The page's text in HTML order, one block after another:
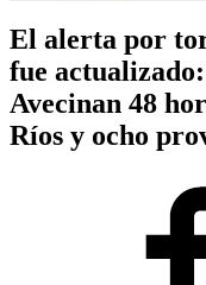
El alerta por
fue
Avecinan 48
Ríos y ocho